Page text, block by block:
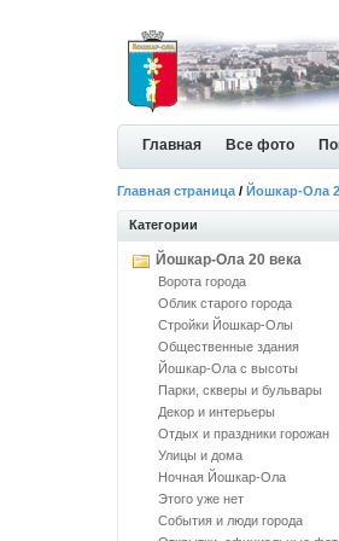
Главная Все фото
Главная страница / Йошкар-Ола
Категории
Йошкар-Ола 20 века
Ворота города
Облик старого города
Стройки Йошкар-Олы
Общественные здания
Йошкар-Ола с высоты
Парки, скверы и бульвары
Декор и интерьеры
Отдых и праздники горожан
Улицы и дома
Ночная Йошкар-Ола
Этого уже нет
События и люди города